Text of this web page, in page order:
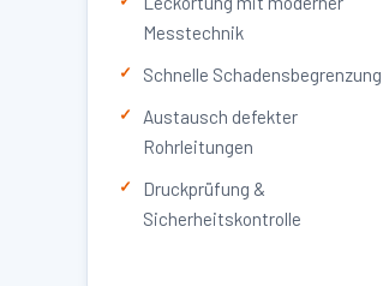
Messtechnik
Schnelle Schadensbegrenzung
Austausch defekter
Rohrleitungen
Druckprüfung &
Sicherheitskontrolle